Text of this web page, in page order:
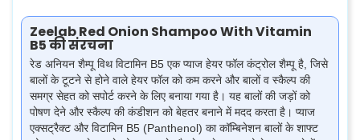
Zeelab Red Onion Shampoo With Vitamin
B5 की संरचना
रेड अनियन शैम्पू विथ विटामिन B5 एक प्याज हेयर फॉल कंट्रोल शैम्पू है, जिसे
बालों के टूटने से होने वाले हेयर फॉल को कम करने और बालों व स्कैल्प की
समग्र सेहत को सपोर्ट करने के लिए बनाया गया है। यह बालों की जड़ों को
पोषण देने और स्कैल्प की कंडीशन को बेहतर बनाने में मदद करता है। प्याज
एक्सट्रैक्ट और विटामिन B5 (Panthenol) का कॉम्बिनेशन बालों के शाफ्ट